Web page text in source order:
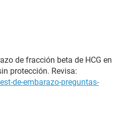
de fracción beta de HCG en
protección. Revisa:
de-embarazo-preguntas-